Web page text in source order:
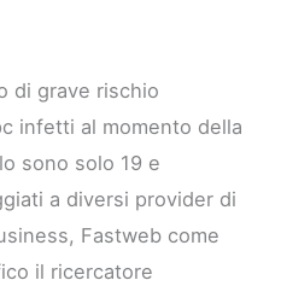
di grave rischio
infetti al momento della
sono solo 19 e
a diversi provider di
Fastweb come
il ricercatore